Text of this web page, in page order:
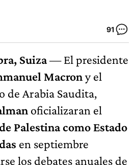
91
Suiza— El presidente
Macrony el
de Arabia Saudita,
oficializaran el
Palestina como Estado
en septiembre
los debates anuales de